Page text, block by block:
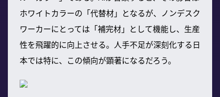
ホワイトカラーの「代替材」となるが、ノンデスク
ワーカーにとっては「補完材」として機能し、生産
性を飛躍的に向上させる。人手不足が深刻化する日
本では特に、この傾向が顕著になるだろう。